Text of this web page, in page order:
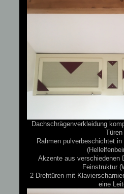
Dachschrägenverkleidung
Türen
Rahmen pulverbeschichtet
Akzente aus verschiedenen
Feinstruktur
2 Drehtüren mit
eine